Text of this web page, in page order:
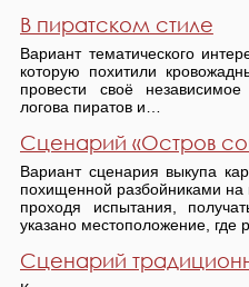
В пиратском стиле
Вариант тематического
которую похитили
провести своё
логова пиратов и…
Сценарий «Остров
Вариант сценария выкупа
похищенной разбойниками
проходя испытания,
указано меcтоположение, где
Сценарий